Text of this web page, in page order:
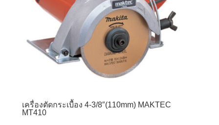
เครื่องตัดกระเบื้อง 4-3/8″(110mm) MAKTEC
MT410